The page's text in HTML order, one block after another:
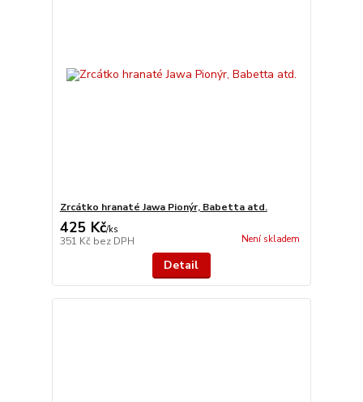
Zrcátko hranaté Jawa Pionýr, Babetta atd.
425 Kč/ks
351 Kč bez DPH Není skladem
Detail